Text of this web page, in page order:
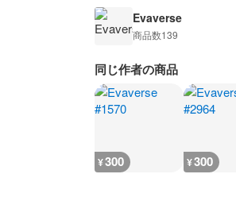
Evaverse
商品数139
同じ作者の商品
¥300 ¥300